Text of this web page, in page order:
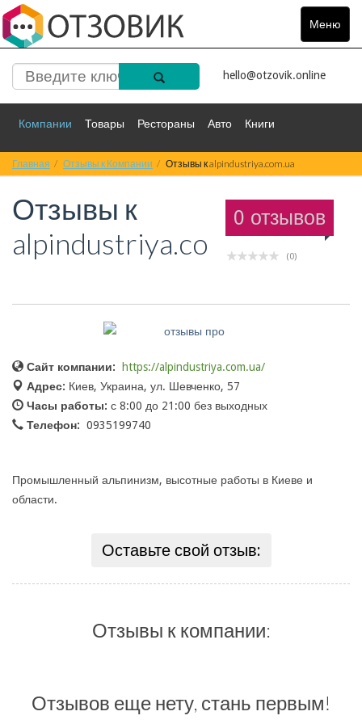
Меню
Toggle
hello@otzovik.online
Компании Товары Рестораны Авто Книги
Спорт Фильмы Деньги Путешествия
Красота Здоровье
Главная Отзывы к Компании Отзывы к alpindustriya.com.ua
0 отзывов
(0)
Отзывы к
alpindustriya.com.ua
Сайт компании:
https://alpindustriya.com.ua/
Адрес: Киев, Украина, ул. Шевченко, 57
Часы работы: с 8:00 до 21:00 без выходных
Телефон: 0935199740
Промышленный альпинизм, высотные работы в Киеве и
области.
Оставьте свой отзыв:
Отзывы к компании:
Отзывов еще нету, стань первым!